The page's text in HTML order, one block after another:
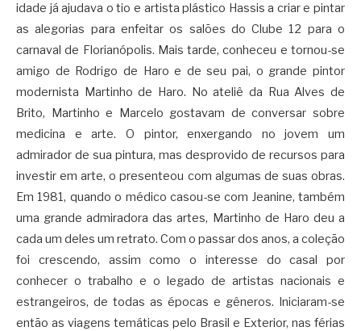
idade já ajudava o tio e artista plástico Hassis a criar e pintar
as alegorias para enfeitar os salões do Clube 12 para o
carnaval de Florianópolis. Mais tarde, conheceu e tornou-se
amigo de Rodrigo de Haro e de seu pai, o grande pintor
modernista Martinho de Haro. No ateliê da Rua Alves de
Brito, Martinho e Marcelo gostavam de conversar sobre
medicina e arte. O pintor, enxergando no jovem um
admirador de sua pintura, mas desprovido de recursos para
investir em arte, o presenteou com algumas de suas obras.
Em 1981, quando o médico casou-se com Jeanine, também
uma grande admiradora das artes, Martinho de Haro deu a
cada um deles um retrato. Com o passar dos anos, a coleção
foi crescendo, assim como o interesse do casal por
conhecer o trabalho e o legado de artistas nacionais e
estrangeiros, de todas as épocas e gêneros. Iniciaram-se
então as viagens temáticas pelo Brasil e Exterior, nas férias